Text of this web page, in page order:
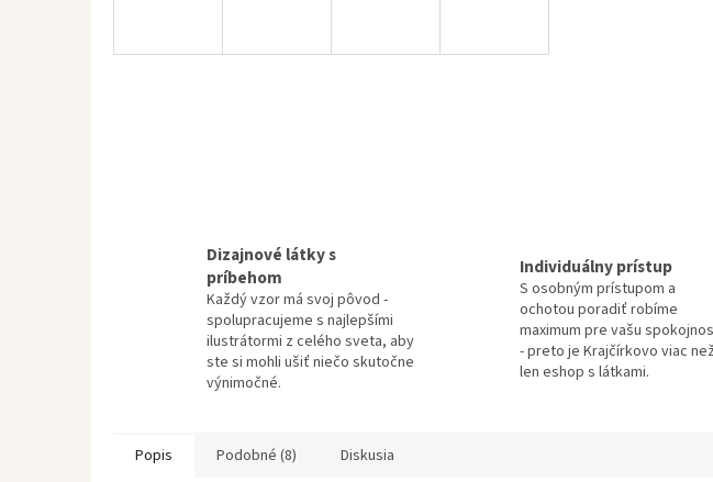
Dizajnové látky s
príbehom
Každý vzor má svoj pôvod -
spolupracujeme s najlepšími
ilustrátormi z celého sveta, aby
ste si mohli ušiť niečo skutočne
výnimočné.
Individuálny prístup
S osobným prístupom a
ochotou poradiť robíme
maximum pre vašu
- preto je Krajčírkovo viac než
len eshop s látkami.
Popis Podobné (8) Diskusia